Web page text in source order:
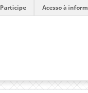
Participe Acesso à